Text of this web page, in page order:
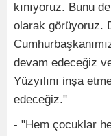
kınıyoruz. Bunu
olarak görüyoruz.
devam edeceğiz
Yüzyılını inşa
edeceğiz."
- "Hem çocuklar